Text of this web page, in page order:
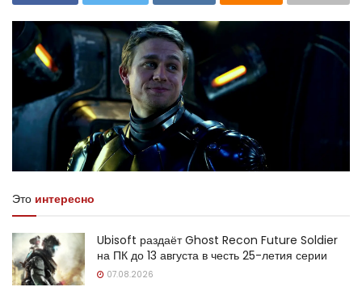
Это интересно
Ubisoft раздаёт Ghost Recon Future Soldier
на ПК до 13 августа в честь 25-летия серии
07.08.2026